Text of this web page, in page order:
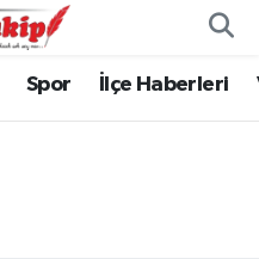
Spor İlçe Haberleri